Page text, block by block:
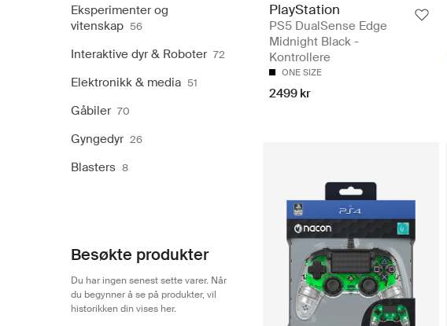
Eksperimenter og
vitenskap 56
Interaktive dyr & Roboter 72
Elektronikk & media 51
Gåbiler 70
Gyngedyr 26
Blasters 8
Besøkte produkter
Du har ingen senest sette varer. Når
du begynner å se på produkter, vil
historikken din vises her.
PlayStation
PS5 DualSense Edge
Midnight Black -
Kontrollere
ONE SIZE
2499 kr